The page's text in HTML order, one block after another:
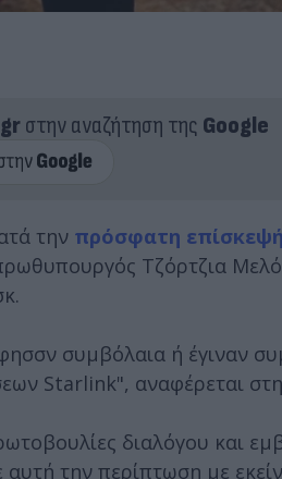
στην αναζήτηση της Google
την πρόσφατη
Τζόρτζια
συμβόλαια ή έγιναν
Starlink", αναφέρεται
διαλόγου και
την περίπτωση με